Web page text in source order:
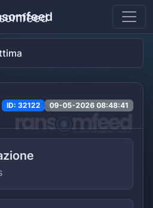
ID: 32122 09-05-2026 08:48:41